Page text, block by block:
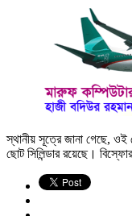
স্থানীয় সূত্রে জানা গেছে, ওই
ছোট সিলিন্ডার রয়েছে।